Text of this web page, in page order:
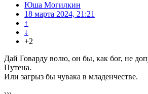
Юша Могилкин
18 марта 2024, 21:21
↑
↓
+2
Дай Говарду волю, он бы, как бог, не
Путена.
Или загрыз бы чувака в младенчестве.